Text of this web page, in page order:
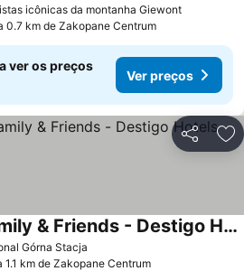
icônicas da montanha Giewont
0.7 km de Zakopane Centrum
ver os preços
Ver preços
Partilhar
Górna Stacja
Hotel Aquarion Family & Friends - Destigo Hotels
1.1 km de Zakopane Centrum